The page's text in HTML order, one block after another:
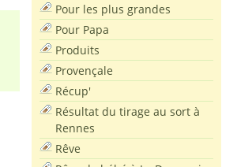
Pour les plus grandes
Pour Papa
Produits
Provençale
Récup'
Résultat du tirage au sort à
Rennes
Rêve